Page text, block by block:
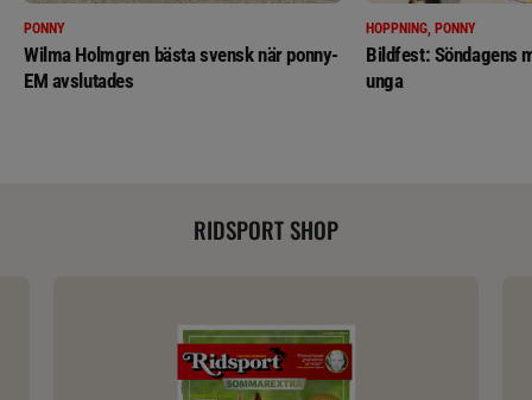
PONNY
Wilma Holmgren bästa svensk när ponny-
EM avslutades
HOPPNING, PONNY
Bildfest: Söndagens
unga
RIDSPORT SHOP